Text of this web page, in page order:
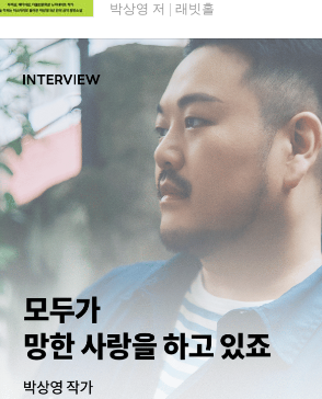
박상영 저 래빗홀